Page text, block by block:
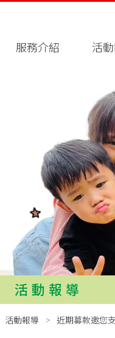
服務介紹 活
活動報導
活動報導 近期募款邀您